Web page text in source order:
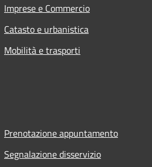
Imprese e Commercio
Catasto e urbanistica
Mobilità e trasporti
Prenotazione appuntamento
Segnalazione disservizio